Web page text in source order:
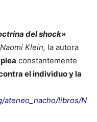
del shock»
Naomi Klein, la autora
constantemente
el individuo y la
ateneo_nacho/libros/N